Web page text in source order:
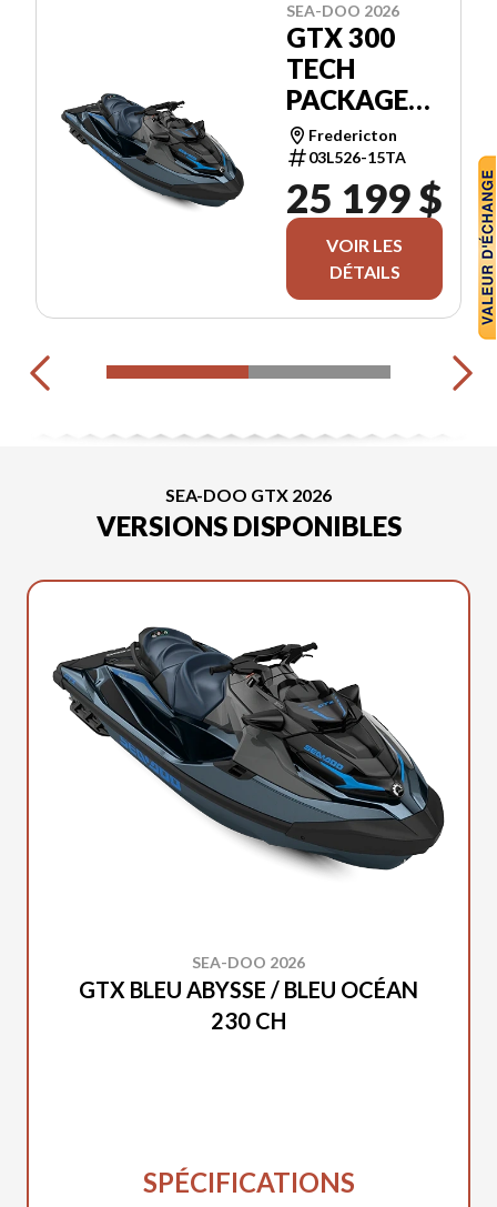
SEA-DOO 2026
GTX 300
TECH
PACKAGE
WITH
AUDIO IDF
AND IBR
Fredericton
03L526-15TA
25 199 $
VOIR LES
DÉTAILS
SEA-DOO GTX 2026
VERSIONS DISPONIBLES
SEA-DOO 2026
GTX BLEU ABYSSE / BLEU OCÉAN
230 CH
SPÉCIFICATIONS